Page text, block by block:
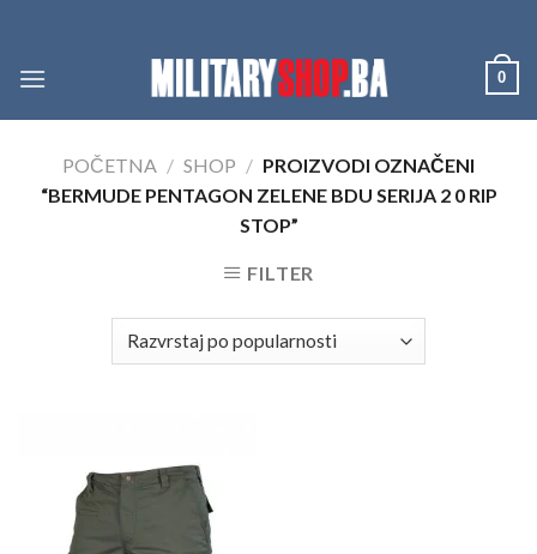
content
0
POČETNA / SHOP / PROIZVODI OZNAČENI
“BERMUDE PENTAGON ZELENE BDU SERIJA 2 0 RIP
STOP”
FILTER